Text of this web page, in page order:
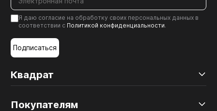
Квадрат
Покупателям
Я даю согласие на обработку своих персональных данных в
соответствии с Политикой конфиденциальности.
Подписаться